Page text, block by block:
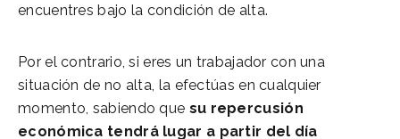
encuentres bajo la condición de alta.
Por el contrario, si eres un trabajador con una
situación de no alta, la efectúas en cualquier
momento, sabiendo que su repercusión
económica tendrá lugar a partir del día